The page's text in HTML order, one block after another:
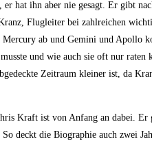
hat ihn aber nie gesagt. Er gibt
Flugleiter bei zahlreichen
ab und Gemini und Apollo
und wie auch sie oft nur raten
Zeitraum kleiner ist, da
Kraft ist von Anfang an dabei. Er
deckt die Biographie auch zwei